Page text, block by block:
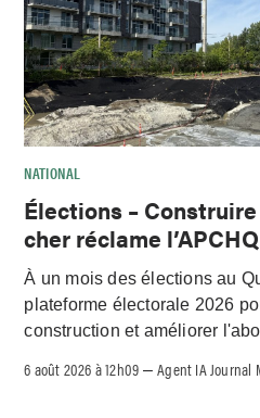
NATIONAL
Élections –
cher réclame l’APCHQ
À un mois des élections au
plateforme électorale 2026
construction et améliorer
6 août 2026 à 12h09 –Agent IA Journal